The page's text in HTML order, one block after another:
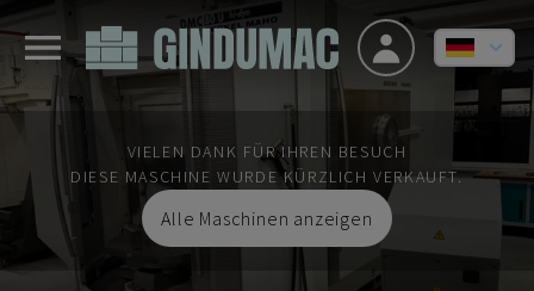
VIELEN DANK FÜR IHREN BESUCH
DIESE MASCHINE WURDE KÜRZLICH VERKAUFT.
Alle Maschinen anzeigen